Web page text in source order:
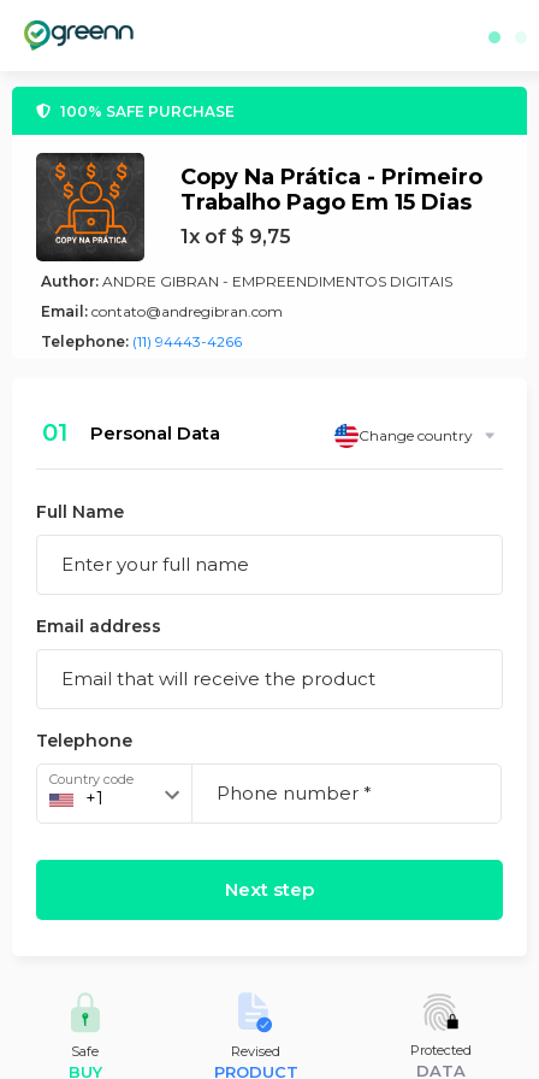
Change country
01 Personal Data
Full Name
Email address
Telephone
Country code
Next step
Safe
BUY
Revised
PRODUCT
Protected
DATA
100% SAFE PURCHASE
Copy Na Prática - Primeiro
Trabalho Pago Em 15 Dias
1x of $ 9,75
Author: ANDRE GIBRAN - EMPREENDIMENTOS DIGITAIS
Email: contato@andregibran.com
Telephone: (11) 94443-4266